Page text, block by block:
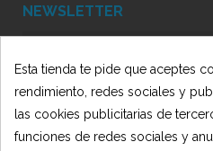
NEWSLETTER
He leído y acepto la Política de
Esta tienda te pide que aceptes
rendimiento, redes sociales y
las cookies publicitarias de
funciones de redes sociales y